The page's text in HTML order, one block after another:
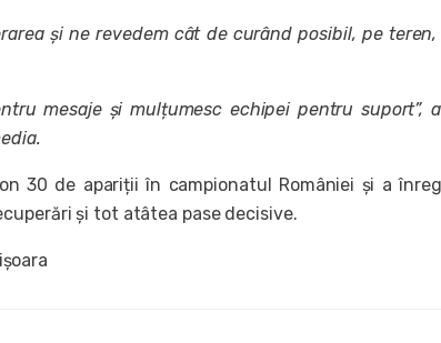
și ne revedem cât de curând posibil, pe teren,
mesaje și mulțumesc echipei pentru suport”,
30 de apariții în campionatul României și a
și tot atâtea pase decisive.